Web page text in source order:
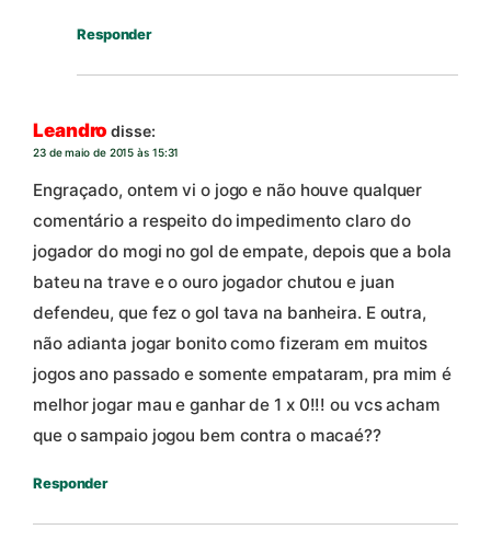
Responder
Leandro disse:
23 de maio de 2015 às 15:31
Engraçado, ontem vi o jogo e não houve qualquer
comentário a respeito do impedimento claro do
jogador do mogi no gol de empate, depois que a bola
bateu na trave e o ouro jogador chutou e juan
defendeu, que fez o gol tava na banheira. E outra,
não adianta jogar bonito como fizeram em muitos
jogos ano passado e somente empataram, pra mim é
melhor jogar mau e ganhar de 1 x 0!!! ou vcs acham
que o sampaio jogou bem contra o macaé??
Responder